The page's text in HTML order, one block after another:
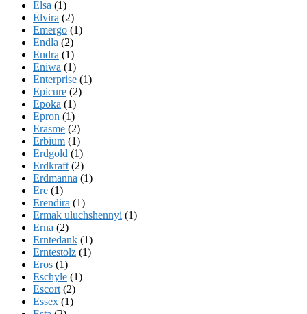
Elsa (1)
Elvira (2)
Emergo (1)
Endla (2)
Endra (1)
Eniwa (1)
Enterprise (1)
Epicure (2)
Epoka (1)
Epron (1)
Erasme (2)
Erbium (1)
Erdgold (1)
Erdkraft (2)
Erdmanna (1)
Ere (1)
Erendira (1)
Ermak uluchshennyi (1)
Erna (2)
Erntedank (1)
Erntestolz (1)
Eros (1)
Eschyle (1)
Escort (2)
Essex (1)